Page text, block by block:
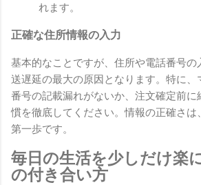
れます。
正確な住所情報の入力
基本的なことですが、住所や電話番号の
送遅延の最大の原因となります。特に、
番号の記載漏れがないか、注文確定前に
慣を徹底してください。情報の正確さは
第一歩です。
毎日の生活を少しだけ楽
の付き合い方